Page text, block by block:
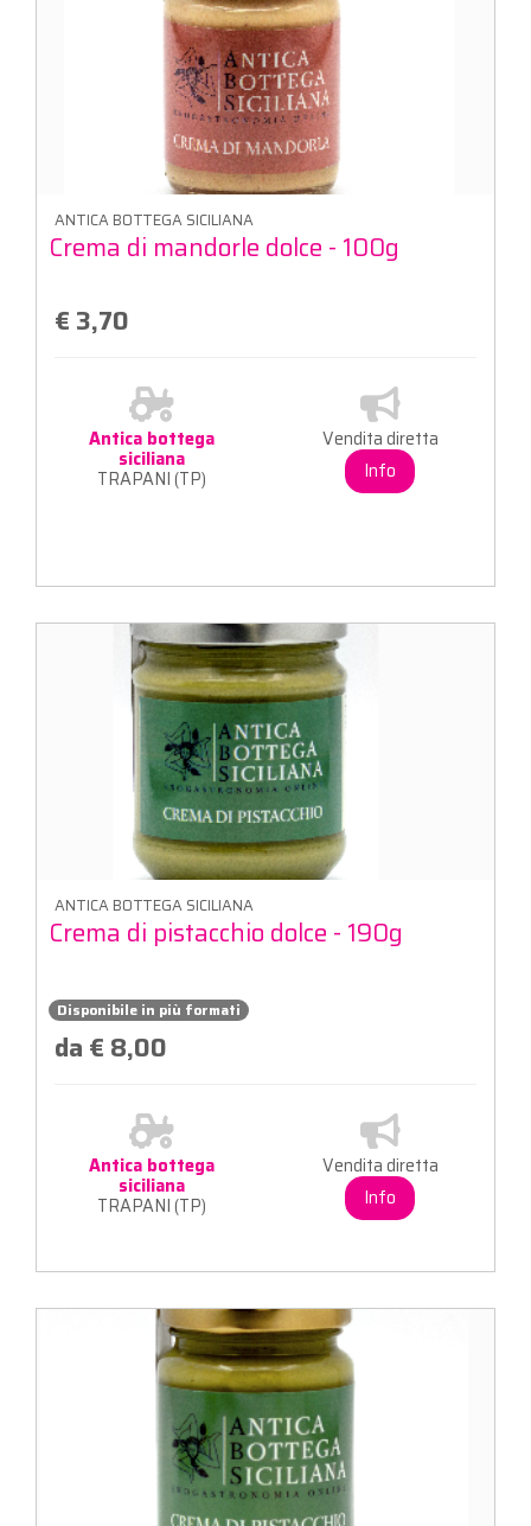
ANTICA BOTTEGA SICILIANA
Crema di mandorle dolce - 100g
€ 3,70
Antica bottega
siciliana
TRAPANI (TP)
Vendita diretta
Info
ANTICA BOTTEGA SICILIANA
Crema di pistacchio dolce - 190g
Disponibile in più formati
da € 8,00
Antica bottega
siciliana
TRAPANI (TP)
Vendita diretta
Info